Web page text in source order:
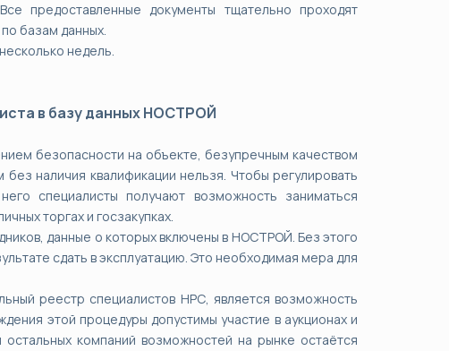
предоставленные документы тщательно проходят
базам данных.
недель.
в базу данных НОСТРОЙ
безопасности на объекте, безупречным качеством
наличия квалификации нельзя. Чтобы регулировать
специалисты получают возможность заниматься
торгах и госзакупках.
данные о которых включены в НОСТРОЙ. Без этого
сдать в эксплуатацию. Это необходимая мера для
реестр специалистов НРС, является возможность
этой процедуры допустимы участие в аукционах и
компаний возможностей на рынке остаётся